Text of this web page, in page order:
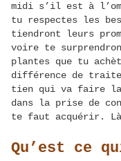
midi s’il est à
tu respectes les
tiendront leurs
voire te
plantes que tu
différence de
tien qui va faire la
dans la prise de
te faut acquérir.
Qu’est ce